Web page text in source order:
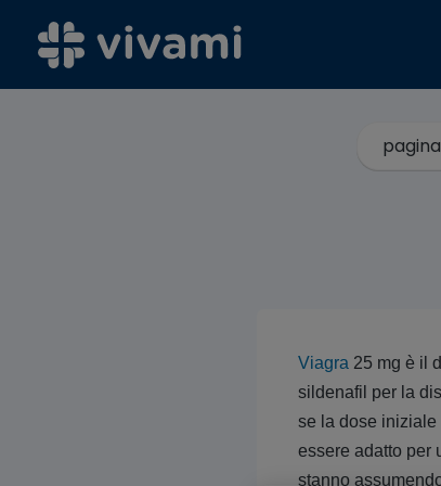
Viagra 25 mg è il
sildenafil per la
se la dose iniziale
essere adatto per
stanno